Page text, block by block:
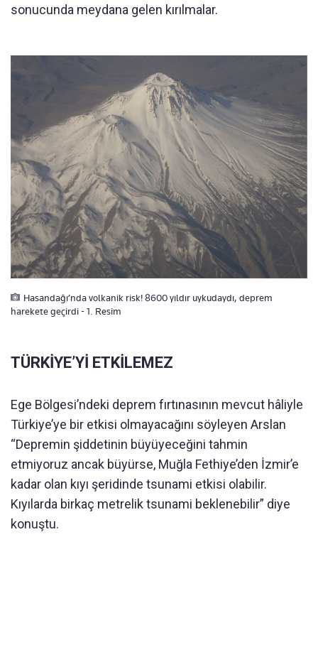
sonucunda meydana gelen kırılmalar.
Hasandağı’nda volkanik risk! 8600 yıldır uykudaydı, deprem
harekete geçirdi - 1. Resim
TÜRKİYE’Yİ ETKİLEMEZ
Ege Bölgesi’ndeki deprem fırtınasının mevcut hâliyle
Türkiye’ye bir etkisi olmayacağını söyleyen Arslan
“Depremin şiddetinin büyüyeceğini tahmin
etmiyoruz ancak büyürse, Muğla Fethiye’den İzmir’e
kadar olan kıyı şeridinde tsunami etkisi olabilir.
Kıyılarda birkaç metrelik tsunami beklenebilir” diye
konuştu.